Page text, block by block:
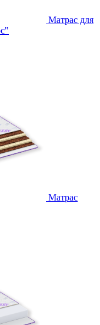
Матрас для
Матрас